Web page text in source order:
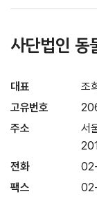
사단법인 동
대표
조
고유번호
주소
서
전화
팩스